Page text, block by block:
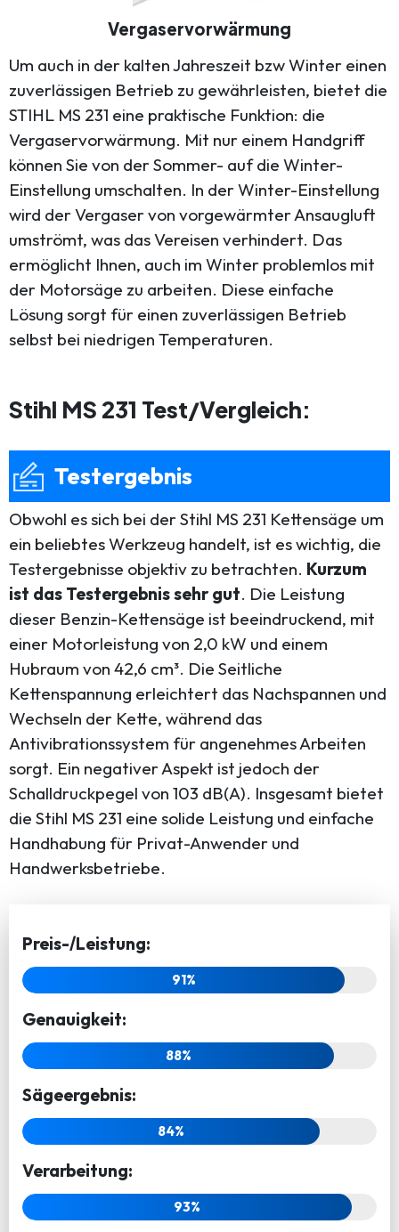
Vergaservorwärmung
Um auch in der kalten Jahreszeit bzw Winter einen
zuverlässigen Betrieb zu gewährleisten, bietet die
STIHL MS 231 eine praktische Funktion: die
Vergaservorwärmung. Mit nur einem Handgriff
können Sie von der Sommer- auf die Winter-
Einstellung umschalten. In der Winter-Einstellung
wird der Vergaser von vorgewärmter Ansaugluft
umströmt, was das Vereisen verhindert. Das
ermöglicht Ihnen, auch im Winter problemlos mit
der Motorsäge zu arbeiten. Diese einfache
Lösung sorgt für einen zuverlässigen Betrieb
selbst bei niedrigen Temperaturen.
Stihl MS 231 Test/Vergleich:
Testergebnis
Obwohl es sich bei der Stihl MS 231 Kettensäge um
ein beliebtes Werkzeug handelt, ist es wichtig, die
Testergebnisse objektiv zu betrachten. Kurzum
ist das Testergebnis sehr gut. Die Leistung
dieser Benzin-Kettensäge ist beeindruckend, mit
einer Motorleistung von 2,0 kW und einem
Hubraum von 42,6 cm³. Die Seitliche
Kettenspannung erleichtert das Nachspannen und
Wechseln der Kette, während das
Antivibrationssystem für angenehmes Arbeiten
sorgt. Ein negativer Aspekt ist jedoch der
Schalldruckpegel von 103 dB(A). Insgesamt bietet
die Stihl MS 231 eine solide Leistung und einfache
Handhabung für Privat-Anwender und
Handwerksbetriebe.
Preis-/Leistung:
91%
Genauigkeit:
88%
Sägeergebnis:
84%
Verarbeitung:
93%